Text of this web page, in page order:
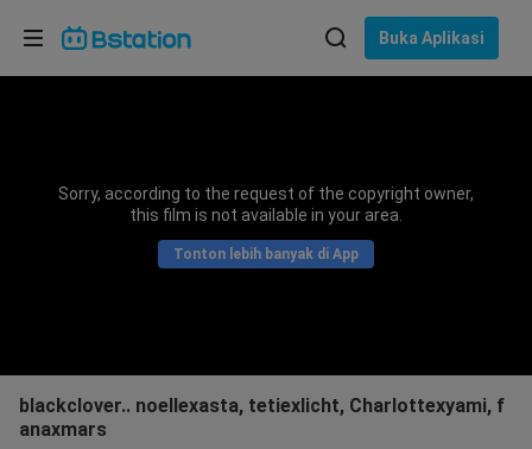
Buka Aplikasi
Sorry, according to the request of the copyright owner,
this film is not available in your area.
Tonton lebih banyak di App
blackclover.. noellexasta, tetiexlicht, Charlottexyami, f
anaxmars
Pilih bahasa
Bahasa Indonesia